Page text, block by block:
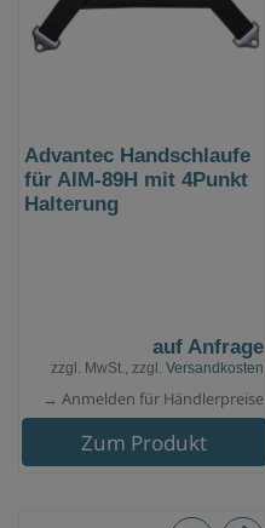
Advantec Handschlaufe
für AIM-89H mit 4Punkt
Halterung
auf Anfrage
zzgl. MwSt., zzgl. Versandkosten
→ Anmelden für Händlerpreise
Zum Produkt